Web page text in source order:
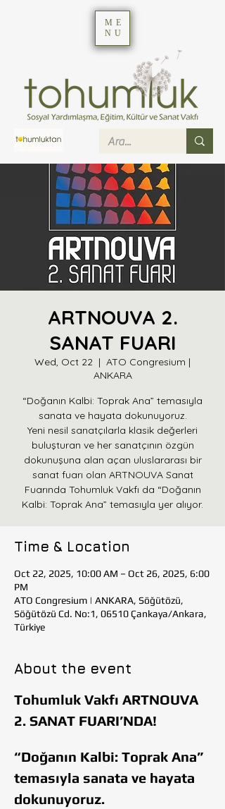
ME
NU
ARTNOUVA 2.
SANAT FUARI
Wed, Oct 22
  |
ATO Congresium |
ANKARA
“Doğanın Kalbi: Toprak Ana” temasıyla
sanata ve hayata dokunuyoruz.
Yeni nesil sanatçılarla klasik değerleri
buluşturan ve her sanatçının özgün
dokunuşuna alan açan uluslararası bir
sanat fuarı olan ARTNOUVA Sanat
Fuarında Tohumluk Vakfı da “Doğanın
Kalbi: Toprak Ana” temasıyla yer alıyor.
Time & Location
Oct 22, 2025, 10:00 AM – Oct 26, 2025, 6:00
PM
ATO Congresium | ANKARA, Söğütözü,
Söğütözü Cd. No:1, 06510 Çankaya/Ankara,
Türkiye
About the event
Tohumluk Vakfı ARTNOUVA
2. SANAT FUARI’NDA!
“Doğanın Kalbi: Toprak Ana”
temasıyla sanata ve hayata
dokunuyoruz.